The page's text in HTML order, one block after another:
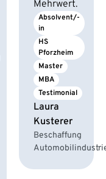
Mehrwert.
Absolvent/-
in
HS
Pforzheim
Master
MBA
Testimonial
Laura
Kusterer
Beschaffung